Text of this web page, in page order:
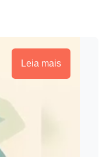
Leia mais